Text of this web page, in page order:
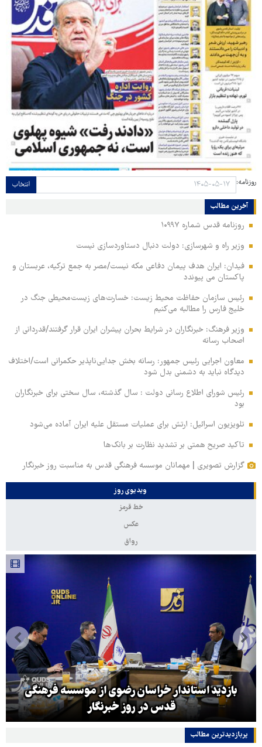
روزنامه: انتخاب
آخرین مطالب
روزنامه قدس شماره ۱۰۹۹۷
وزیر راه و شهرسازی: دولت دنبال دستاوردسازی نیست
فیدان: ایران هدف پیمان دفاعی مکه نیست/مصر به جمع ترکیه، عربستان و
پاکستان می پیوندد
رئیس سازمان حفاظت محیط زیست: خسارت‌های زیست‌محیطی جنگ در
خلیج فارس را مطالبه‌ می‌کنیم
وزیر فرهنگ: خبرنگاران در شرایط بحران پیشران ایران قرار گرفتند/قدردانی از
اصحاب رسانه
معاون اجرایی رئیس جمهور: رسانه بخش جدایی‌ناپذیر حکمرانی است/اختلاف
دیدگاه نباید به دشمنی بدل شود
رئیس شورای اطلاع رسانی دولت : سال گذشته، سال سختی برای خبرنگاران
بود
تلویزیون اسرائیل: ارتش برای عملیات مستقل علیه ایران آماده می‌شود
تاکید صریح همتی بر تشدید نظارت بر بانک‌ها
گزارش تصویری | مهمانان موسسه فرهنگی قدس به مناسبت روز خبرنگار
ویدیوی روز
خط قرمز
عکس
رواق
بازدید استاندار خراسان رضوی از موسسه فرهنگی
قدس در روز خبرنگار
پربازدیدترین‌ مطالب